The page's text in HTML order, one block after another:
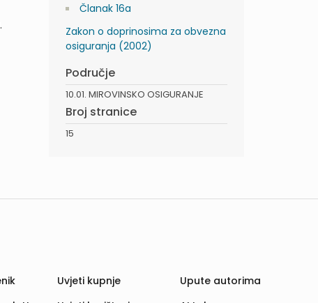
Članak 16a
Zakon o doprinosima za obvezna
osiguranja (2002)
Područje
10.01. MIROVINSKO OSIGURANJE
Broj stranice
15
Uvjeti kupnje
Upute autorima